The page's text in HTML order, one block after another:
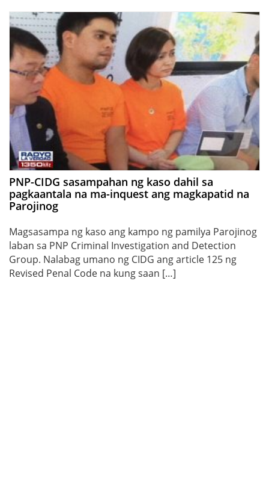
PNP-CIDG sasampahan ng kaso dahil sa
pagkaantala na ma-inquest ang magkapatid na
Parojinog
Magsasampa ng kaso ang kampo ng pamilya Parojinog
laban sa PNP Criminal Investigation and Detection
Group. Nalabag umano ng CIDG ang article 125 ng
Revised Penal Code na kung saan […]